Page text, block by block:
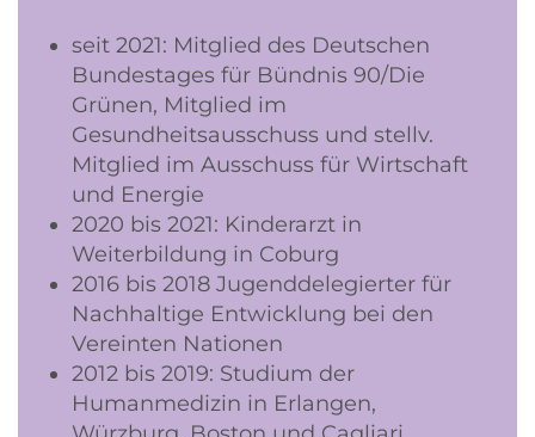
seit 2021: Mitglied des Deutschen
Bundestages für Bündnis 90/Die
Grünen, Mitglied im
Gesundheitsausschuss und stellv.
Mitglied im Ausschuss für Wirtschaft
und Energie
2020 bis 2021: Kinderarzt in
Weiterbildung in Coburg
2016 bis 2018 Jugenddelegierter für
Nachhaltige Entwicklung bei den
Vereinten Nationen
2012 bis 2019: Studium der
Humanmedizin in Erlangen,